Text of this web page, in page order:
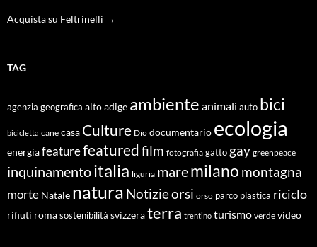
Acquista su Feltrinelli →
TAG
agenzia geografica alto adige ambiente animali auto bici
bicicletta cane casa Culture Dio documentario ecologia
energiafeaturefeaturedfilm fotografia gatto gay greenpeace
inquinamentoitalia liguria maremilano montagna
morte Natale natura Notizieorsi orso parco plastica riciclo
rifiuti roma sostenibilità svizzeraterra trentino turismo verde video